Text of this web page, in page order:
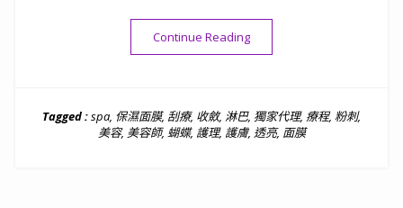
Continue Reading“[美容]平價做臉新體驗-美妍
Tagged :spa 保濕面膜, 刮療, 收斂, 淋巴, 獨家代理, 療程, 粉刺,
美容, 美容師, 蝴蝶, 護理, 護膚, 透亮, 面膜